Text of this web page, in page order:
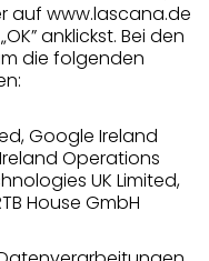
auf www.lascana.de
anklickst. Bei den
die folgenden
Google Ireland
Operations
UK Limited,
House GmbH